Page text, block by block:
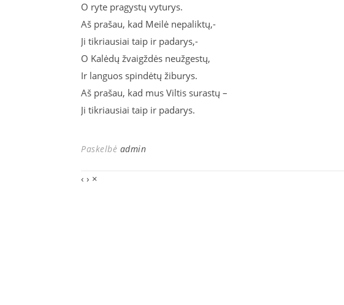
O ryte pragystų vyturys.
Aš prašau, kad Meilė nepaliktų,-
Ji tikriausiai taip ir padarys,-
O Kalėdų žvaigždės neužgestų,
Ir languos spindėtų žiburys.
Aš prašau, kad mus Viltis surastų –
Ji tikriausiai taip ir padarys.
Paskelbė admin
‹ › ×